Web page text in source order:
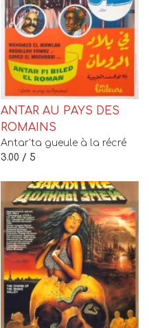
ANTAR AU PAYS DES
ROMAINS
Antar'ta gueule à la récré
3.00 / 5